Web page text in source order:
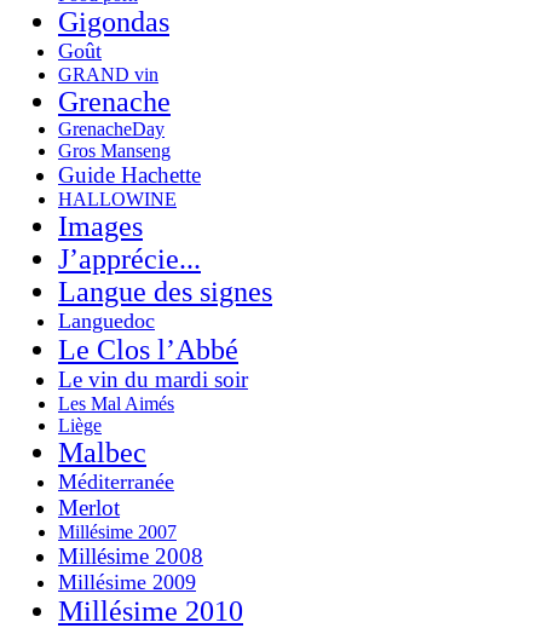
Gigondas
Goût
GRAND vin
Grenache
GrenacheDay
Gros Manseng
Guide Hachette
HALLOWINE
Images
J’apprécie...
Langue des signes
Languedoc
Le Clos l’Abbé
Le vin du mardi soir
Les Mal Aimés
Liège
Malbec
Méditerranée
Merlot
Millésime 2007
Millésime 2008
Millésime 2009
Millésime 2010